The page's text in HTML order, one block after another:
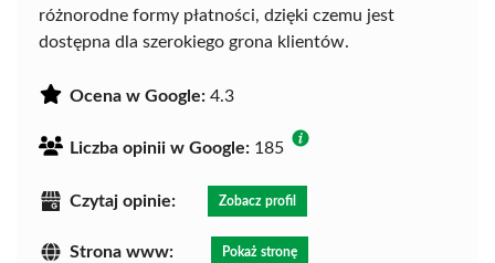
różnorodne formy płatności, dzięki czemu jest
dostępna dla szerokiego grona klientów.
Ocena w Google: 4.3
Liczba opinii w Google: 185
Czytaj opinie: Zobacz profil
Strona www: Pokaż stronę